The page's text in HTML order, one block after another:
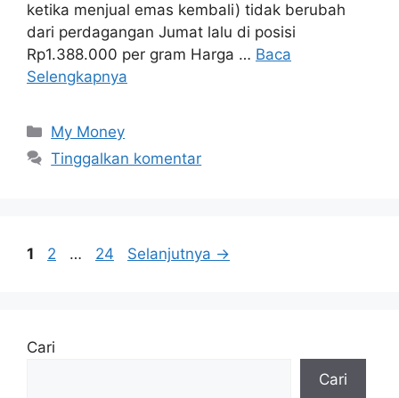
ketika menjual emas kembali) tidak berubah
dari perdagangan Jumat lalu di posisi
Rp1.388.000 per gram Harga … Baca
Selengkapnya
Kategori
My Money
Tinggalkan komentar
Halaman
1 Halaman
2 … Halaman
24 Selanjutnya →
Cari
Cari